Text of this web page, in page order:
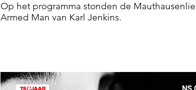
Op het programma stonden de
Armed Man van Karl Jenkins.